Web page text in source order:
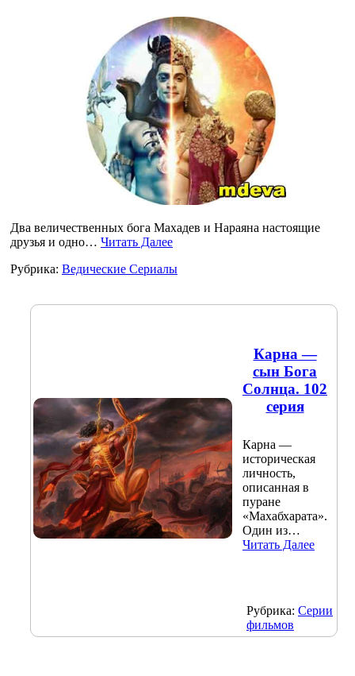
Два величественных бога Махадев и Нараяна настоящие
друзья и одно… Читать Далее
Рубрика: Ведические Сериалы
Карна —
сын Бога
Солнца. 102
серия
Карна —
историческая
личность,
описанная в
пуране
«Махабхарата».
Один из…
Читать Далее
Рубрика: Серии
фильмов